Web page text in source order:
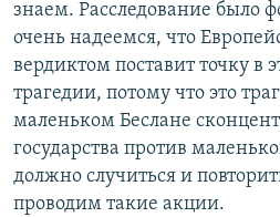
знаем. Расследование было
очень надеемся, что
вердиктом поставит точку в
трагедии, потому что это
маленьком Беслане
государства против
должно случиться и
проводим такие акции.